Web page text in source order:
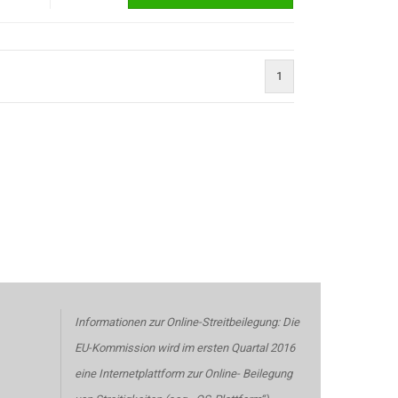
1
Informationen zur Online-Streitbeilegung: Die
EU-Kommission wird im ersten Quartal 2016
eine Internetplattform zur Online- Beilegung